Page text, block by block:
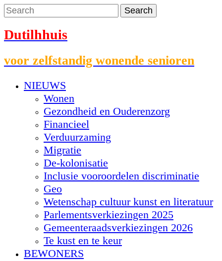
Dutilhhuis
voor zelfstandig wonende senioren
NIEUWS
Wonen
Gezondheid en Ouderenzorg
Financieel
Verduurzaming
Migratie
De-kolonisatie
Inclusie vooroordelen discriminatie
Geo
Wetenschap cultuur kunst en literatuur
Parlementsverkiezingen 2025
Gemeenteraadsverkiezingen 2026
Te kust en te keur
BEWONERS